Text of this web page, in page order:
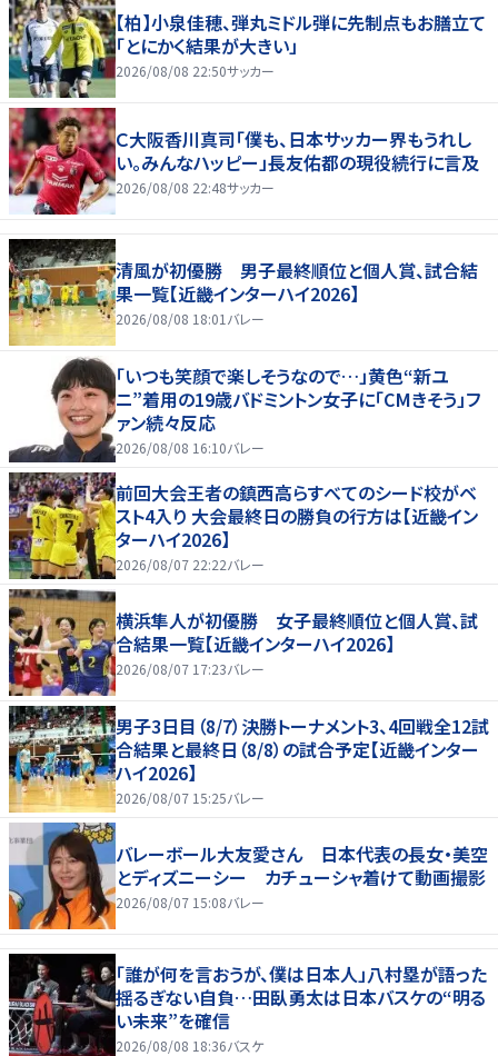
【柏】小泉佳穂、弾丸ミドル弾に先制点もお膳立て
「とにかく結果が大きい」
2026/08/08 22:50サッカー
Ｃ大阪香川真司「僕も、日本サッカー界もうれし
い。みんなハッピー」長友佑都の現役続行に言及
2026/08/08 22:48サッカー
清風が初優勝 男子最終順位と個人賞、試合結
果一覧【近畿インターハイ2026】
2026/08/08 18:01 バレー
「いつも笑顔で楽しそうなので…」黄色“新ユ
ニ”着用の19歳バドミントン女子に「CMきそう」フ
ァン続々反応
2026/08/08 16:10バレー
前回大会王者の鎮西高らすべてのシード校がベ
スト4入り 大会最終日の勝負の行方は【近畿イン
ターハイ2026】
2026/08/07 22:22バレー
横浜隼人が初優勝 女子最終順位と個人賞、試
合結果一覧【近畿インターハイ2026】
2026/08/07 17:23バレー
男子3日目（8/7）決勝トーナメント3、4回戦全12試
合結果と最終日（8/8）の試合予定【近畿インター
ハイ2026】
2026/08/07 15:25バレー
バレーボール大友愛さん 日本代表の長女・美空
とディズニーシー カチューシャ着けて動画撮影
2026/08/07 15:08バレー
「誰が何を言おうが、僕は日本人」八村塁が語った
揺るぎない自負…田臥勇太は日本バスケの“明る
い未来”を確信
2026/08/08 18:36バスケ